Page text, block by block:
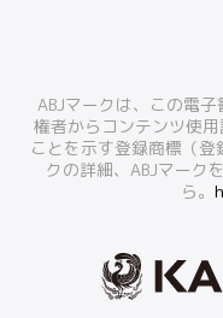
ABJマークは、この電
権者からコンテンツ使
ことを示す登録商標（
クの詳細、ABJマーク
ら。